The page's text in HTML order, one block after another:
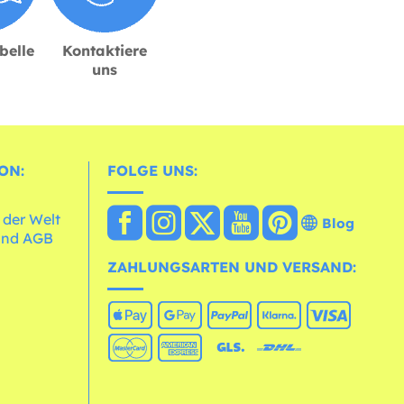
Kontaktiere
uns
Welt
AGB
FOLGE UNS:
Blog
ZAHLUNGSARTEN UND VERSAND: